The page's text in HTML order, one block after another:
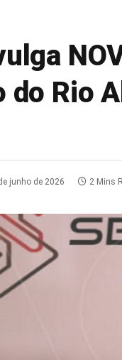
do Rio
junho de 2026 2 Mins